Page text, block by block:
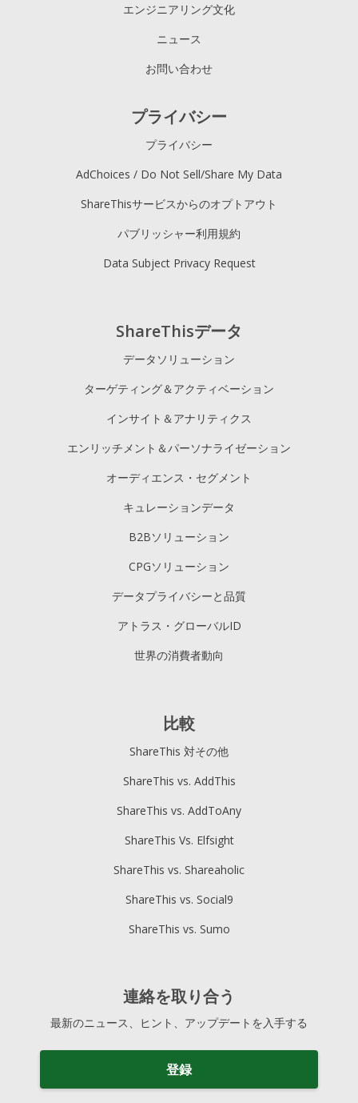
ShareThisデータ
データソリューション
ターゲティング＆アクティベーション
インサイト＆アナリティクス
エンリッチメント＆パーソナライゼーション
オーディエンス・セグメント
キュレーションデータ
B2Bソリューション
CPGソリューション
データプライバシーと品質
アトラス・グローバルID
世界の消費者動向
エンジニアリング文化
ニュース
お問い合わせ
プライバシー
プライバシー
AdChoices / Do Not Sell/Share My Data
ShareThisサービスからのオプトアウト
パブリッシャー利用規約
Data Subject Privacy Request
比較
ShareThis 対その他
ShareThis vs. AddThis
ShareThis vs. AddToAny
ShareThis Vs. Elfsight
ShareThis vs. Shareaholic
ShareThis vs. Social9
ShareThis vs. Sumo
連絡を取り合う
最新のニュース、ヒント、アップデートを入手する
登録